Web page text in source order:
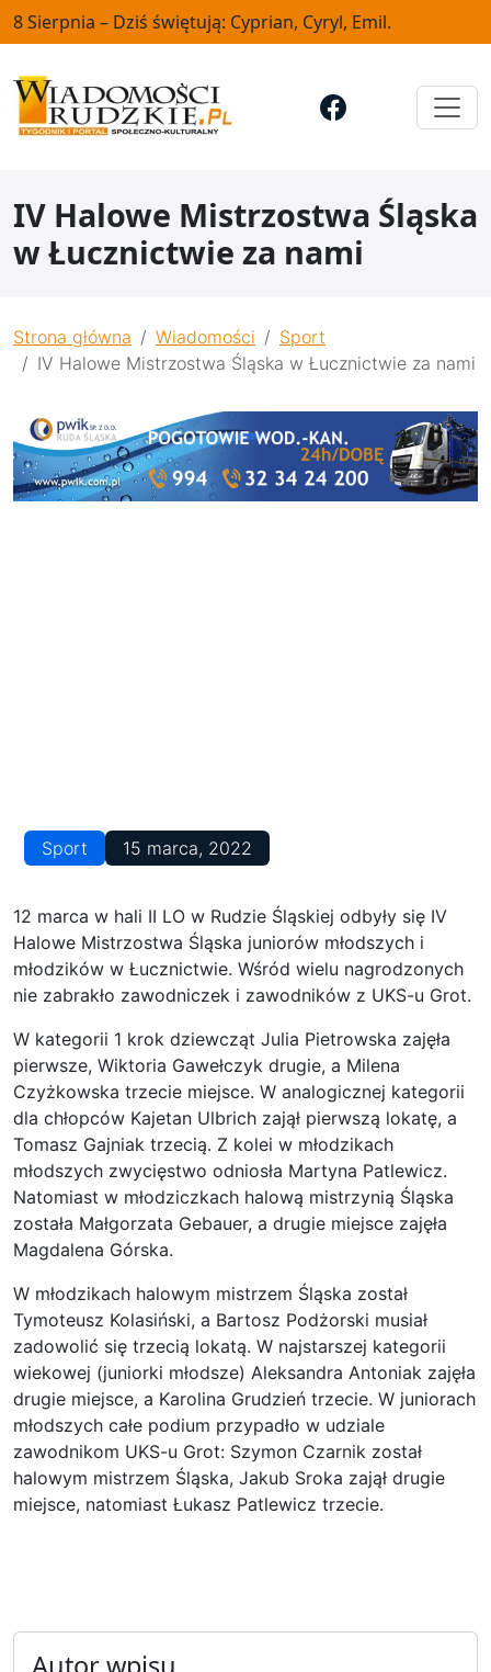
8 Sierpnia – Dziś świętują: Cyprian, Cyryl, Emil.
IV Halowe Mistrzostwa Śląska
w Łucznictwie za nami
Strona główna Wiadomości
Sport
IV Halowe Mistrzostwa Śląska w Łucznictwie za nami
Sport 15 marca, 2022
12 marca w hali II LO w Rudzie Śląskiej odbyły się IV
Halowe Mistrzostwa Śląska juniorów młodszych i
młodzików w Łucznictwie. Wśród wielu nagrodzonych
nie zabrakło zawodniczek i zawodników z UKS-u Grot.
W kategorii 1 krok dziewcząt Julia Pietrowska zajęła
pierwsze, Wiktoria Gawełczyk drugie, a Milena
Czyżkowska trzecie miejsce. W analogicznej kategorii
dla chłopców Kajetan Ulbrich zajął pierwszą lokatę, a
Tomasz Gajniak trzecią. Z kolei w młodzikach
młodszych zwycięstwo odniosła Martyna Patlewicz.
Natomiast w młodziczkach halową mistrzynią Śląska
została Małgorzata Gebauer, a drugie miejsce zajęła
Magdalena Górska.
W młodzikach halowym mistrzem Śląska został
Tymoteusz Kolasiński, a Bartosz Podżorski musiał
zadowolić się trzecią lokatą. W najstarszej kategorii
wiekowej (juniorki młodsze) Aleksandra Antoniak zajęła
drugie miejsce, a Karolina Grudzień trzecie. W juniorach
młodszych całe podium przypadło w udziale
zawodnikom UKS-u Grot: Szymon Czarnik został
halowym mistrzem Śląska, Jakub Sroka zajął drugie
miejsce, natomiast Łukasz Patlewicz trzecie.
Autor wpisu